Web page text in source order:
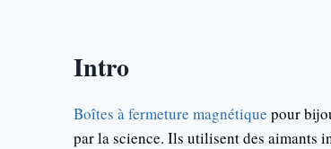
Intro
Boîtes à fermeture magnétique pour
par la science. Ils utilisent des aimants